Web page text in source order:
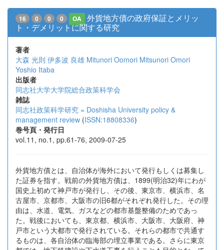
16 0 0 0 OA
外貨地方債の政府保証とメリッ
ト・デメリットに関する研究
著者
大森 光則 伊多波 良雄 Mitunori Oomori Mitsunori Omori
Yoshio Itaba
出版者
同志社大学大学院総合政策科学会
雑誌
同志社政策科学研究 = Doshisha University policy &
management review (ISSN:18808336)
巻号頁・発行日
vol.11, no.1, pp.61-76, 2009-07-25
外貨地方債とは、自治体が海外において発行もしくは募集し
た証券を指す。戦前の外貨地方債は、1899(明治32)年にわが
国史上初めて神戸市が発行し、その後、東京市、横浜市、名
古屋市、京都市、大阪市の旧6都がそれぞれ発行した。その理
由は、水道、電気、ガスなどの都市基盤整備のためであっ
た。戦後においても、東京都、横浜市、大阪市、大阪府、神
戸市という大都市で発行されている。それらの都市で共通す
るものは、各自治体の臨海部の埋立事業である。さらに東京